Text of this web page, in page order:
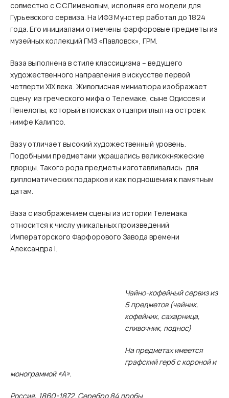
совместно с С.С.Пименовым, исполняя его модели для
Гурьевского сервиза. На ИФЗ Мунстер работал до 1824
года. Его инициалами отмечены фарфоровые предметы из
музейных коллекций ГМЗ «Павловск», ГРМ.
Ваза выполнена в стиле классицизма – ведущего
художественного направления в искусстве первой
четверти XIX века. Живописная миниатюра изображает
сцену из греческого мифа о Телемаке, сыне Одиссея и
Пенелопы, который в поисках отцаприплыл на остров к
нимфе Калипсо.
Вазу отличает высокий художественный уровень.
Подобными предметами украшались великокняжеские
дворцы. Такого рода предметы изготавливались для
дипломатических подарков и как подношения к памятным
датам.
Ваза с изображением сцены из истории Телемака
относится к числу уникальных произведений
Императорского Фарфорового Завода времени
Александра I.
Чайно-кофейный сервиз из
5 предметов (чайник,
кофейник, сахарница,
сливочник, поднос)
На предметах имеется
графский герб с короной и
монограммой «А».
Россия, 1860-1872. Серебро 84 пробы